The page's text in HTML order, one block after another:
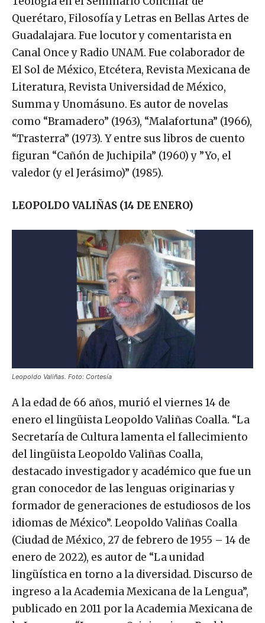
Teología en el Seminario Conciliar de
Querétaro, Filosofía y Letras en Bellas Artes de
Guadalajara. Fue locutor y comentarista en
Canal Once y Radio UNAM. Fue colaborador de
El Sol de México, Etcétera, Revista Mexicana de
Literatura, Revista Universidad de México,
Summa y Unomásuno. Es autor de novelas
como “Bramadero” (1963), “Malafortuna” (1966),
“Trasterra” (1973). Y entre sus libros de cuento
figuran “Cañón de Juchipila” (1960) y ”Yo, el
valedor (y el Jerásimo)” (1985).
LEOPOLDO VALIÑAS (14 DE ENERO)
Leopoldo Valiñas. Foto: Cortesía
A la edad de 66 años, murió el viernes 14 de
enero el lingüista Leopoldo Valiñas Coalla. “La
Secretaría de Cultura lamenta el fallecimiento
del lingüista Leopoldo Valiñas Coalla,
destacado investigador y académico que fue un
gran conocedor de las lenguas originarias y
formador de generaciones de estudiosos de los
idiomas de México”. Leopoldo Valiñas Coalla
(Ciudad de México, 27 de febrero de 1955 – 14 de
enero de 2022), es autor de “La unidad
lingüística en torno a la diversidad. Discurso de
ingreso a la Academia Mexicana de la Lengua”,
publicado en 2011 por la Academia Mexicana de